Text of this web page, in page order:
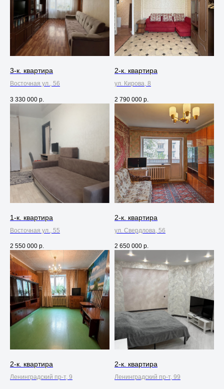
3-к. квартира
Восточная ул., 56
3 330 000 р.
2-к. квартира
ул. Кирова, 8
2 790 000 р.
1-к. квартира
Восточная ул., 55
2 550 000 р.
2-к. квартира
ул. Свердлова, 56
2 650 000 р.
2-к. квартира
Ленинградский пр-т, 9
2-к. квартира
Ленинградский пр-т, 99